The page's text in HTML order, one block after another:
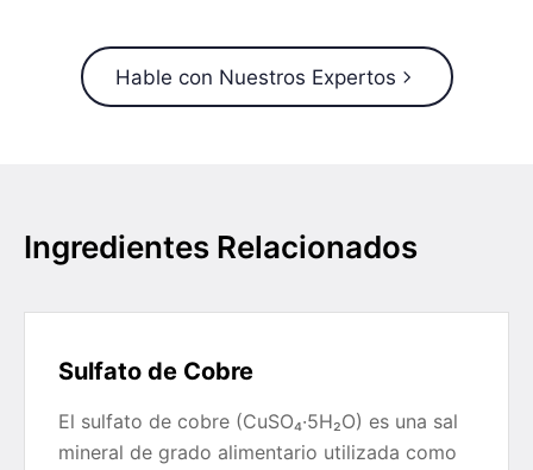
Hable con Nuestros Expertos
Ingredientes Relacionados
Sulfato de Cobre
El sulfato de cobre (CuSO₄·5H₂O) es una sal
mineral de grado alimentario utilizada como